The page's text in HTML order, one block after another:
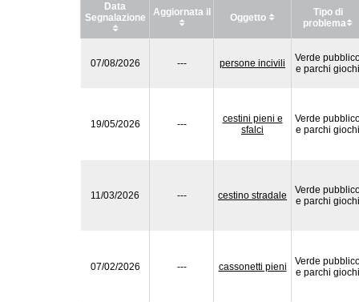
Data
Segnalazione
Aggiornata il Oggetto
Tipo di
problema
07/08/2026 --- persone incivili
Verde
e parchi giochi
19/05/2026 ---
cestini pieni e
sfalci
Verde
e parchi giochi
11/03/2026 --- cestino stradale
Verde
e parchi giochi
07/02/2026 --- cassonetti pieni
Verde
e parchi giochi